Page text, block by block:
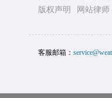
版权声明
网站律师
客服邮箱：